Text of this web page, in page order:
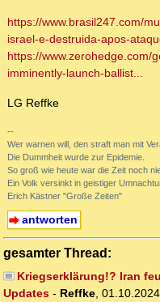
https://www.brasil247.com/
israel-e-destruida-apos-
https://www.zerohedge.com/
imminently-launch-ballist...
LG Reffke
--
Wer warnen will, den straft man mit
Die Dummheit wurde zur Epidemie.
So groß wie heute war die Zeit noch
Ein Volk versinkt in geistiger
Erich Kästner "Große Zeiten"
antworten
gesamter Thread:
Kriegserklärung!? Iran
Updates - Reffke,